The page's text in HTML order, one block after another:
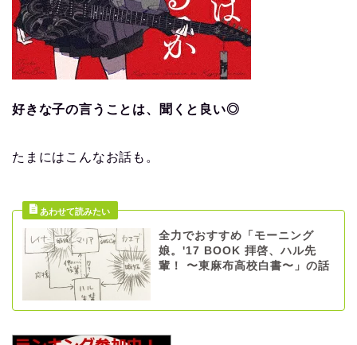
好きな子の言うことは、聞くと良い◎
たまにはこんなお話も。
全力でおすすめ「モーニング
娘。'17 BOOK 拝啓、ハル先
輩！ 〜東麻布高校白書〜」の話